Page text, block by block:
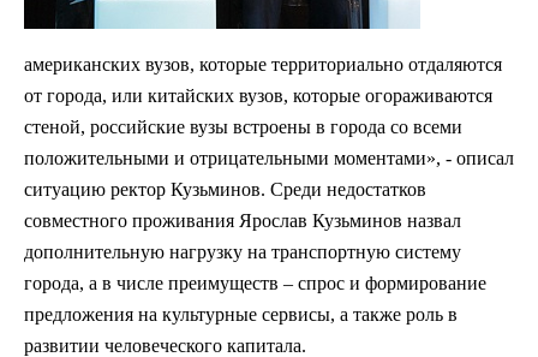
американских вузов, которые территориально отдаляются
от города, или китайских вузов, которые огораживаются
стеной, российские вузы встроены в города со всеми
положительными и отрицательными моментами», - описал
ситуацию ректор Кузьминов. Среди недостатков
совместного проживания Ярослав Кузьминов назвал
дополнительную нагрузку на транспортную систему
города, а в числе преимуществ – спрос и формирование
предложения на культурные сервисы, а также роль в
развитии человеческого капитала.